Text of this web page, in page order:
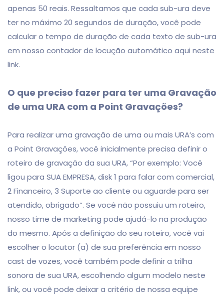
apenas 50 reais. Ressaltamos que cada sub-ura deve
ter no máximo 20 segundos de duração, você pode
calcular o tempo de duração de cada texto de sub-ura
em nosso contador de locução automático aqui neste
link.
O que preciso fazer para ter uma Gravação
de uma URA com a Point Gravações?
Para realizar uma gravação de uma ou mais URA’s com
a Point Gravações, você inicialmente precisa definir o
roteiro de gravação da sua URA, “Por exemplo: Você
ligou para SUA EMPRESA, disk 1 para falar com comercial,
2 Financeiro, 3 Suporte ao cliente ou aguarde para ser
atendido, obrigado”. Se você não possuiu um roteiro,
nosso time de marketing pode ajudá-lo na produção
do mesmo. Após a definição do seu roteiro, você vai
escolher o locutor (a) de sua preferência em nosso
cast de vozes, você também pode definir a trilha
sonora de sua URA, escolhendo algum modelo neste
link, ou você pode deixar a critério de nossa equipe